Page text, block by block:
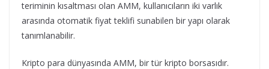
teriminin kısaltması olan AMM, kullanıcıların iki varlık
arasında otomatik fiyat teklifi sunabilen bir yapı olarak
tanımlanabilir.
Kripto para dünyasında AMM, bir tür kripto borsasıdır.